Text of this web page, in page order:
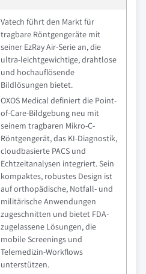
Vatech führt den Markt für
tragbare Röntgengeräte mit
seiner EzRay Air-Serie an, die
ultra-leichtgewichtige, drahtlose
und hochauflösende
Bildlösungen bietet.
OXOS Medical definiert die Point-
of-Care-Bildgebung neu mit
seinem tragbaren Mikro-C-
Röntgengerät, das KI-Diagnostik,
cloudbasierte PACS und
Echtzeitanalysen integriert. Sein
kompaktes, robustes Design ist
auf orthopädische, Notfall- und
militärische Anwendungen
zugeschnitten und bietet FDA-
zugelassene Lösungen, die
mobile Screenings und
Telemedizin-Workflows
unterstützen.